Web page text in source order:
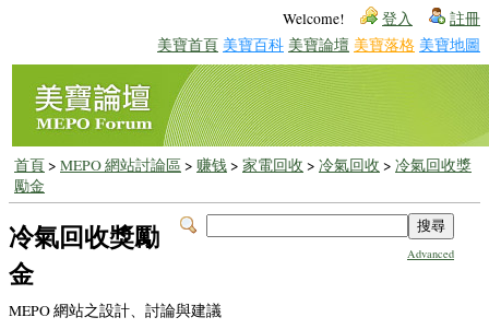
Welcome! 登入 註冊
美寶首頁 美寶百科 美寶論壇 美寶落格 美寶地圖
首頁> MEPO 網站討論區> 赚钱> 家電回收 > 冷氣回收 > 冷氣回收獎
勵金
Advanced
冷氣回收獎勵
金
MEPO 網站之設計、討論與建議